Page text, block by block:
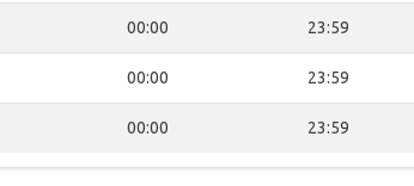
00:00 23:59
00:00 23:59
00:00 23:59